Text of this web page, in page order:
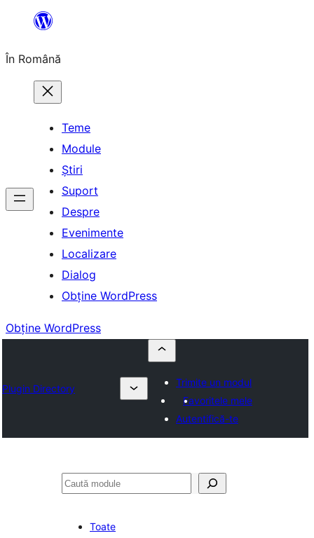
conținut
În Română
Teme
Module
Știri
Suport
Despre
Evenimente
Localizare
Dialog
Obține WordPress
Obține WordPress
Plugin Directory
Trimite un modul
Favoritele mele
Autentifică-te
Caută
Toate